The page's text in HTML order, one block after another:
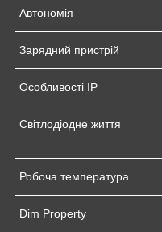
Автономія
Зарядний пристрій
Особливості IP
Світлодіодне життя
Робоча температура
Dim Property